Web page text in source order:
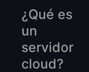
¿Qué es
un
servidor
cloud?